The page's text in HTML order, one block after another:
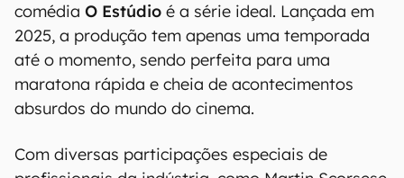
comédia O Estúdio é a série ideal. Lançada em
2025, a produção tem apenas uma temporada
até o momento, sendo perfeita para uma
maratona rápida e cheia de acontecimentos
absurdos do mundo do cinema.
Com diversas participações especiais de